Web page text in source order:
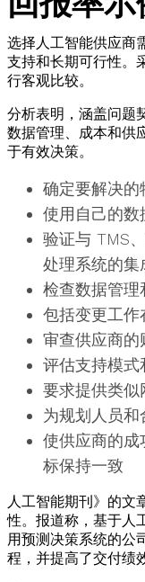
选择人工智能供应商
支持和长期可行性。
行客观比较。
分析表明，涵盖问题
数据管理、成本和供
于有效决策。
确定要解决的
使用自己的数
验证与 TMS
处理系统的集
检查数据管理
包括变更工作
审查供应商的
评估支持模式
要求提供类似
为规划人员
使供应商的成
标保持一致
人工智能期刊》的文
性。报道称，基于人
用预测决策系统的公
程，并提高了交付绩